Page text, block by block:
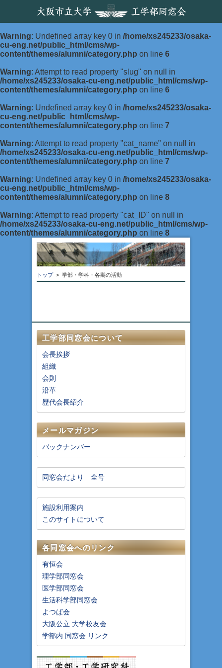
Warning: Undefined array key 0 in /home/xs245233/osaka-
cu-eng.net/public_html/cms/wp-
content/themes/alumni/category.php on line 6
Warning: Attempt to read property "slug" on null in
/home/xs245233/osaka-cu-eng.net/public_html/cms/wp-
content/themes/alumni/category.php on line 6
Warning: Undefined array key 0 in /home/xs245233/osaka-
cu-eng.net/public_html/cms/wp-
content/themes/alumni/category.php on line 7
Warning: Attempt to read property "cat_name" on null in
/home/xs245233/osaka-cu-eng.net/public_html/cms/wp-
content/themes/alumni/category.php on line 7
Warning: Undefined array key 0 in /home/xs245233/osaka-
cu-eng.net/public_html/cms/wp-
content/themes/alumni/category.php on line 8
Warning: Attempt to read property "cat_ID" on null in
/home/xs245233/osaka-cu-eng.net/public_html/cms/wp-
content/themes/alumni/category.php on line 8
トップ > 学部・学科・各期の活動
工学部同窓会について
会長挨拶
組織
会則
沿革
歴代会長紹介
メールマガジン
バックナンバー
同窓会だより 全号
施設利用案内
このサイトについて
各同窓会へのリンク
有恒会
理学部同窓会
医学部同窓会
生活科学部同窓会
よつば会
大阪公立 大学校友会
学部内 同窓会 リンク